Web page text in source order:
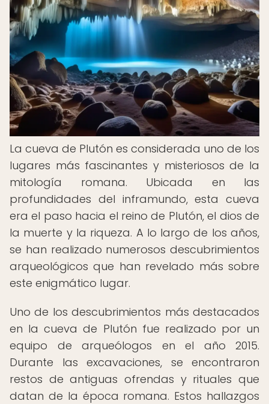
La cueva de Plutón es considerada uno de los
lugares más fascinantes y misteriosos de la
mitología romana. Ubicada en las
profundidades del inframundo, esta cueva
era el paso hacia el reino de Plutón, el dios de
la muerte y la riqueza. A lo largo de los años,
se han realizado numerosos descubrimientos
arqueológicos que han revelado más sobre
este enigmático lugar.
Uno de los descubrimientos más destacados
en la cueva de Plutón fue realizado por un
equipo de arqueólogos en el año 2015.
Durante las excavaciones, se encontraron
restos de antiguas ofrendas y rituales que
datan de la época romana. Estos hallazgos